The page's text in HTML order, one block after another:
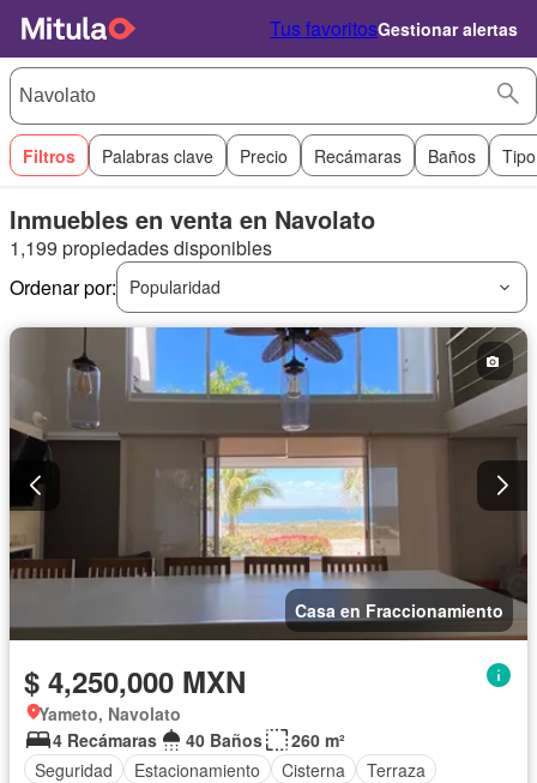
Tus favoritosGestionar alertas
Filtros Palabras clave Precio Recámaras Baños
Inmuebles en venta en Navolato
1,199 propiedades disponibles
Ordenar por:
Popularidad
Casa en Fraccionamiento
$ 4,250,000 MXN
Yameto, Navolato
4 Recámaras
40 Baños
260 m²
Seguridad
Estacionamiento Cisterna
Terraza